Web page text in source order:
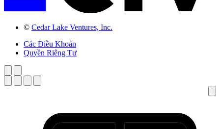
© Cedar Lake Ventures, Inc.
Các Điều Khoản
Quyền Riêng Tư